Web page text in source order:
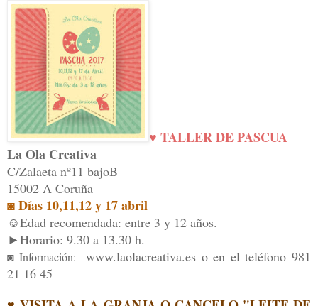
♥ TALLER DE PASCUA
La Ola Creativa
C/Zalaeta nº11 bajoB
15002 A Coruña
◙ Días 10,11,12 y 17 abril
☺Edad recomendada: entre 3 y 12 años.
►Horario: 9.30 a 13.30 h.
◙ Información: www.laolacreativa.eso en el teléfono 981
21 16 45